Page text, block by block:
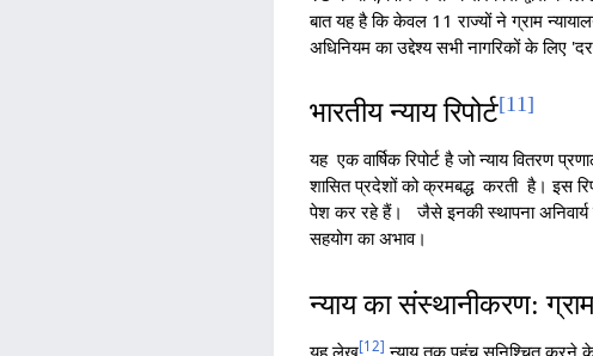
बात यह है कि केवल 11 राज्यों ने ग्राम
अधिनियम का उद्देश्य सभी नागरिकों के लिए
भारतीय न्याय रिपोर्ट[11]
यह एक वार्षिक रिपोर्ट है जो न्याय वितरण
शासित प्रदेशों को क्रमबद्ध करती है। इस
पेश कर रहे हैं। जैसे इनकी स्थापना अनिवार्य
सहयोग का अभाव।
न्याय का संस्थानीकरण:
यह लेख[12] न्याय तक पहुंच सुनिश्चित करने के